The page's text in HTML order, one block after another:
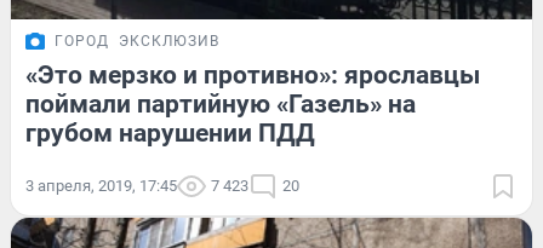
ГОРОД ЭКСКЛЮЗИВ
«Это мерзко и противно»: ярославцы
поймали партийную «Газель» на
грубом нарушении ПДД
3 апреля, 2019, 17:45 7 423 20